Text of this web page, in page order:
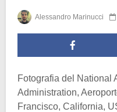
Alessandro Marinucci
Fotografia del National
Administration,
Francisco, California,